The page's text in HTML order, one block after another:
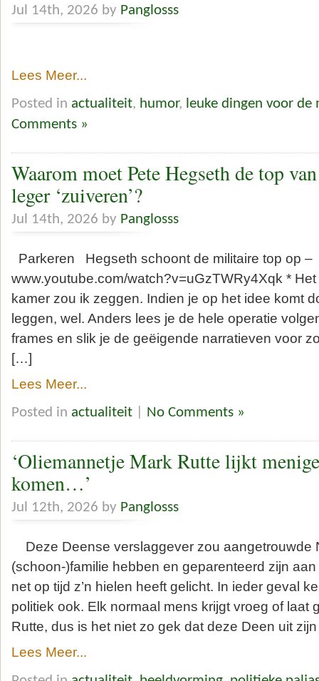
Jul 14th, 2026 by Panglosss
Lees Meer...
Posted in actualiteit, humor, leuke dingen voor de
Comments »
Waarom moet Pete Hegseth de top
leger ‘zuiveren’?
Jul 14th, 2026 by Panglosss
Parkeren Hegseth schoont de militaire top op –
www.youtube.com/watch?v=uGzTWRy4Xqk *
kamer zou ik zeggen. Indien je op het idee komt
leggen, wel. Anders lees je de hele operatie
frames en slik je de geëigende narratieven voor
[…]
Lees Meer...
Posted in actualiteit No Comments »
‘Oliemannetje Mark Rutte lijkt
komen…’
Jul 12th, 2026 by Panglosss
Deze Deense verslaggever zou aangetrouwde
(schoon-)familie hebben en geparenteerd zijn
net op tijd z’n hielen heeft gelicht. In ieder geval
politiek ook. Elk normaal mens krijgt vroeg of laat
Rutte, dus is het niet zo gek dat deze Deen uit
Lees Meer...